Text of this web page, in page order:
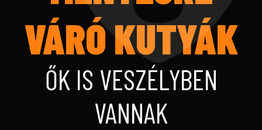
VÁRÓ KUTYÁK
ŐK IS VESZÉLYBEN
VANNAK